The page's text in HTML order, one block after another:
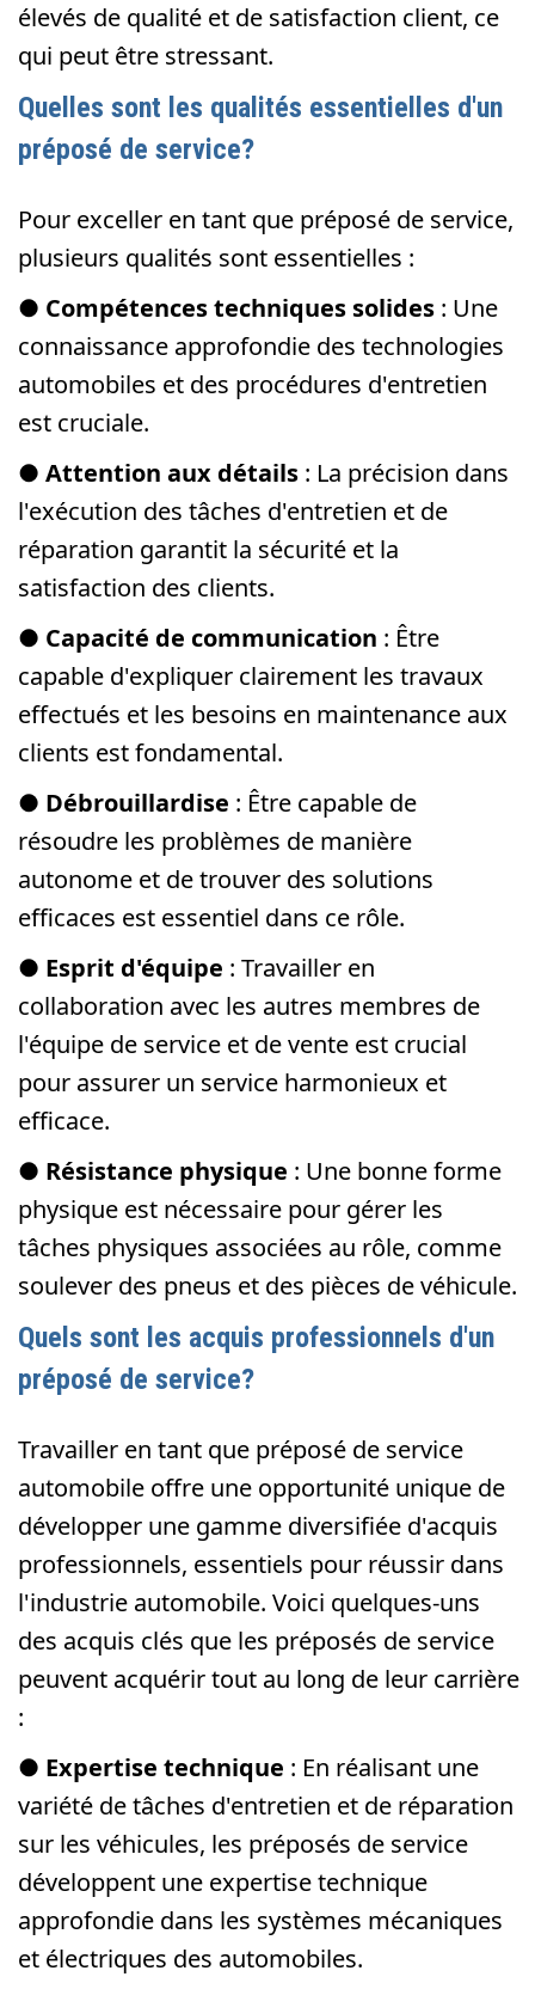
élevés de qualité et de satisfaction client, ce
qui peut être stressant.
Quelles sont les qualités essentielles d'un
préposé de service?
Pour exceller en tant que préposé de service,
plusieurs qualités sont essentielles :
● Compétences techniques solides: Une
connaissance approfondie des technologies
automobiles et des procédures d'entretien
est cruciale.
● Attention aux détails: La précision dans
l'exécution des tâches d'entretien et de
réparation garantit la sécurité et la
satisfaction des clients.
● Capacité de communication : Être
capable d'expliquer clairement les travaux
effectués et les besoins en maintenance aux
clients est fondamental.
● Débrouillardise : Être capable de
résoudre les problèmes de manière
autonome et de trouver des solutions
efficaces est essentiel dans ce rôle.
● Esprit d'équipe : Travailler en
collaboration avec les autres membres de
l'équipe de service et de vente est crucial
pour assurer un service harmonieux et
efficace.
● Résistance physique : Une bonne forme
physique est nécessaire pour gérer les
tâches physiques associées au rôle, comme
soulever des pneus et des pièces de véhicule.
Quels sont les acquis professionnels d'un
préposé de service?
Travailler en tant que préposé de service
automobile offre une opportunité unique de
développer une gamme diversifiée d'acquis
professionnels, essentiels pour réussir dans
l'industrie automobile. Voici quelques-uns
des acquis clés que les préposés de service
peuvent acquérir tout au long de leur carrière
:
● Expertise technique : En réalisant une
variété de tâches d'entretien et de réparation
sur les véhicules, les préposés de service
développent une expertise technique
approfondie dans les systèmes mécaniques
et électriques des automobiles.